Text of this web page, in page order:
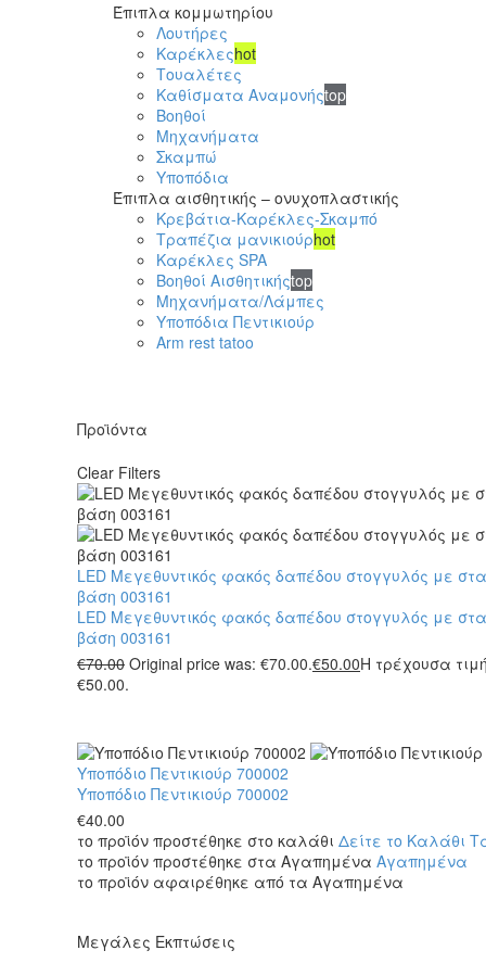
Έπιπλα κομμωτηρίου
Λουτήρες
Καρέκλεςhot
Τουαλέτες
Καθίσματα Αναμονήςtop
Βοηθοί
Μηχανήματα
Σκαμπώ
Υποπόδια
Έπιπλα αισθητικής – ονυχοπλαστικής
Κρεβάτια-Καρέκλες-Σκαμπό
Τραπέζια μανικιούρhot
Καρέκλες SPA
Βοηθοί Αισθητικήςtop
Μηχανήματα/Λάμπες
Υποπόδια Πεντικιούρ
Arm rest tatoo
Προϊόντα
Clear Filters
LED Μεγεθυντικός φακός δαπέδου στογγυλός με
βάση 003161
LED Μεγεθυντικός φακός δαπέδου στογγυλός με
βάση 003161
€70.00 Original price was: €70.00.€50.00Η τρέχουσα
€50.00.
Υποπόδιο Πεντικιούρ 700002
Υποπόδιο Πεντικιούρ 700002
€40.00
το προϊόν προστέθηκε στο καλάθι Δείτε το Καλάθι
το προϊόν προστέθηκε στα Αγαπημένα Αγαπημένα
το προϊόν αφαιρέθηκε από τα Αγαπημένα
Μεγάλες Εκπτώσεις